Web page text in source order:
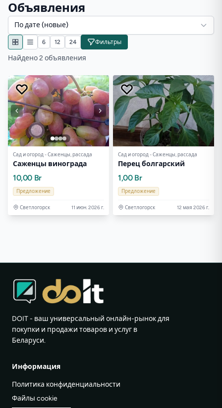
Объявления
По дате (новые)
6 12 24 Фильтры
Найдено 2 объявления
Сад и огород - Саженцы, рассада
Саженцы винограда
10,00 Br
Предложение
Светлогорск 11 июн. 2026 г.
Сад и огород - Саженцы, рассада
Перец болгарский
1,00 Br
Предложение
Светлогорск 12 мая 2026 г.
DOIT - ваш универсальный онлайн-рынок для
покупки и продажи товаров и услуг в
Беларуси.
Информация
Политика конфиденциальности
Файлы cookie